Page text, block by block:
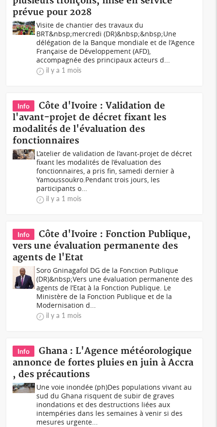
prévue pour 2028
Visite de chantier des travaux du
BRT&nbsp;mercredi (DR)&nbsp;&nbsp;Une
délégation de la Banque mondiale et de l’Agence
Française de Développement (AFD),
accompagnée des principaux acteurs d...
il y a 1 mois
Info
Côte d'Ivoire : Validation de
l'avant-projet de décret fixant les
modalités de l'évaluation des
fonctionnaires
L’atelier de validation de l’avant-projet de décret
fixant les modalités de l’évaluation des
fonctionnaires, a pris fin, samedi dernier à
Yamoussoukro.Pendant trois jours, les
participants o...
il y a 1 mois
Info
Côte d'Ivoire : Fonction Publique,
vers une évaluation permanente des
agents de l'Etat
Soro Gninagafol DG de la Fonction Publique
(DR)&nbsp;Vers une évaluation permanente des
agents de l’Etat à la Fonction Publique. Le
Ministère de la Fonction Publique et de la
Modernisation d...
il y a 1 mois
Info
Ghana : L'Agence météorologique
annonce de fortes pluies en juin à Accra
, des précautions
Une voie inondée (ph)Des populations vivant au
sud du Ghana risquent de subir de graves
inondations et des destructions liées aux
intempéries dans les semaines à venir si des
mesures urgente...